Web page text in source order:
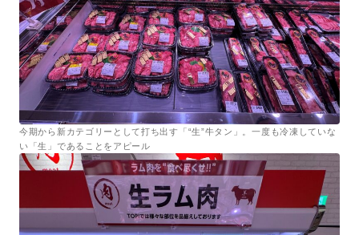
今期から新カテゴリーとして打ち出す「“生”牛タン」。一度も冷凍していな
い「生」であることをアピール